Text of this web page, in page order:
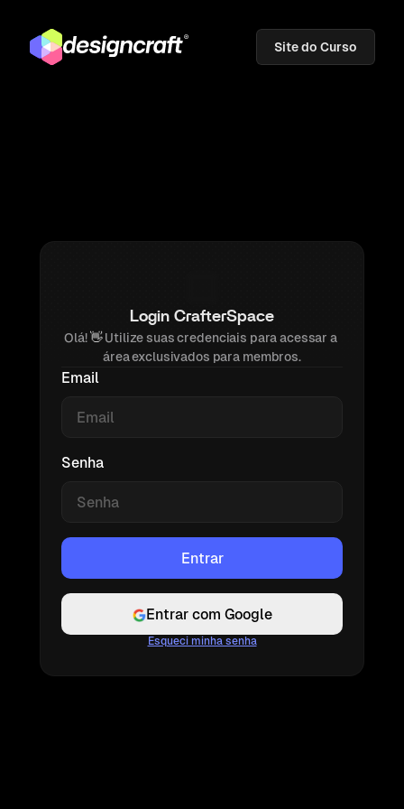
Site do Curso
Login CrafterSpace
Olá! 👋 Utilize suas credenciais para acessar a
área exclusivados para membros.
Email
Senha
Entrar com Google
Esqueci minha senha